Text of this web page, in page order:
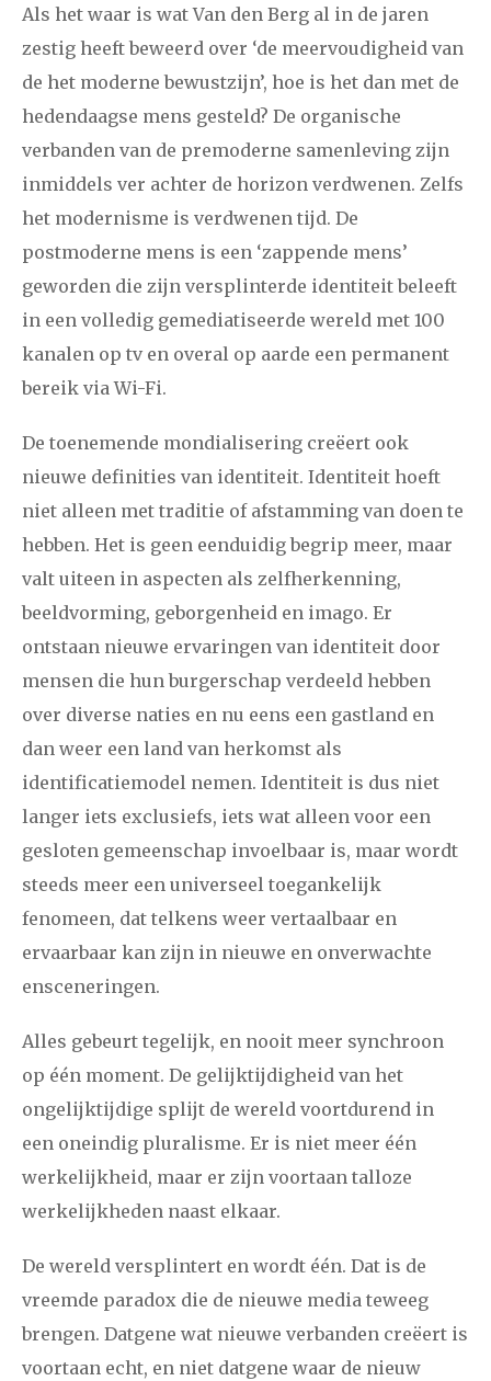
Als het waar is wat Van den Berg al in de jaren
zestig heeft beweerd over ‘de meervoudigheid van
de het moderne bewustzijn’, hoe is het dan met de
hedendaagse mens gesteld? De organische
verbanden van de premoderne samenleving zijn
inmiddels ver achter de horizon verdwenen. Zelfs
het modernisme is verdwenen tijd. De
postmoderne mens is een ‘zappende mens’
geworden die zijn versplinterde identiteit beleeft
in een volledig gemediatiseerde wereld met 100
kanalen op tv en overal op aarde een permanent
bereik via Wi-Fi.
De toenemende mondialisering creëert ook
nieuwe definities van identiteit. Identiteit hoeft
niet alleen met traditie of afstamming van doen te
hebben. Het is geen eenduidig begrip meer, maar
valt uiteen in aspecten als zelfherkenning,
beeldvorming, geborgenheid en imago. Er
ontstaan nieuwe ervaringen van identiteit door
mensen die hun burgerschap verdeeld hebben
over diverse naties en nu eens een gastland en
dan weer een land van herkomst als
identificatiemodel nemen. Identiteit is dus niet
langer iets exclusiefs, iets wat alleen voor een
gesloten gemeenschap invoelbaar is, maar wordt
steeds meer een universeel toegankelijk
fenomeen, dat telkens weer vertaalbaar en
ervaarbaar kan zijn in nieuwe en onverwachte
ensceneringen.
Alles gebeurt tegelijk, en nooit meer synchroon
op één moment. De gelijktijdigheid van het
ongelijktijdige splijt de wereld voortdurend in
een oneindig pluralisme. Er is niet meer één
werkelijkheid, maar er zijn voortaan talloze
werkelijkheden naast elkaar.
De wereld versplintert en wordt één. Dat is de
vreemde paradox die de nieuwe media teweeg
brengen. Datgene wat nieuwe verbanden creëert is
voortaan echt, en niet datgene waar de nieuw